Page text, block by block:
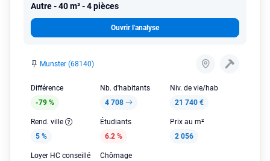
Autre 40 m² - 4 pièces
Ouvrir l'analyse
Munster (68140)
Différence
-79 %
Nb. d'habitants
4 708
Niv. de vie/hab
21 740 €
Rend. ville
5 %
Étudiants
6.2 %
Prix au m²
2 056
Loyer HC conseillé
Chômage